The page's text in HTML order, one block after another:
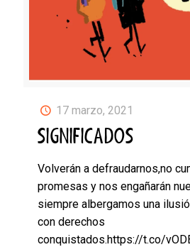
17 marzo, 2021
SIGNIFICADOS
Volverán a defraudarnos,no
promesas y nos engañarán
siempre albergamos una
con derechos
conquistados.https://t.co/